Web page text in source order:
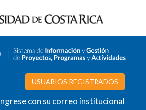
USUARIOS REGISTRADOS
con su correo institucional